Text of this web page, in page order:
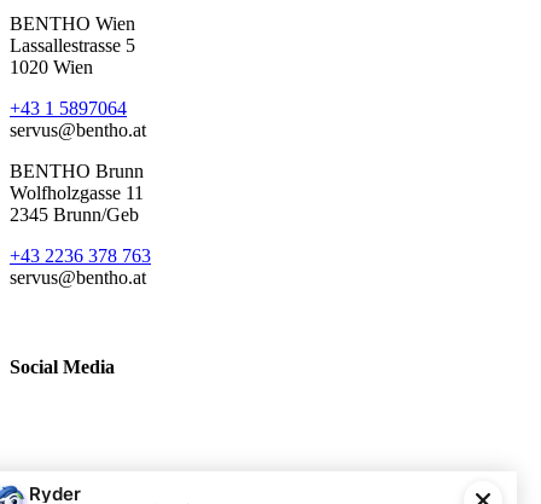
BENTHO Wien
Lassallestrasse 5
1020 Wien
+43 1 5897064
servus@bentho.at
BENTHO Brunn
Wolfholzgasse 11
2345 Brunn/Geb
+43 2236 378 763
servus@bentho.at
Social Media